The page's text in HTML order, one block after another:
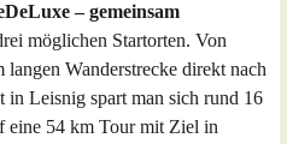
– gemeinsam
möglichen Startorten. Von
Wanderstrecke direkt nach
Leisnig spart man sich rund 16
eine 54 km Tour mit Ziel in